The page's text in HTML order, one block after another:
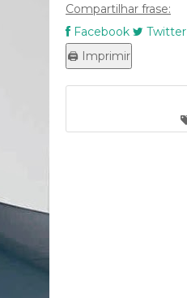
Compartilhar frase:
Facebook
Twitter